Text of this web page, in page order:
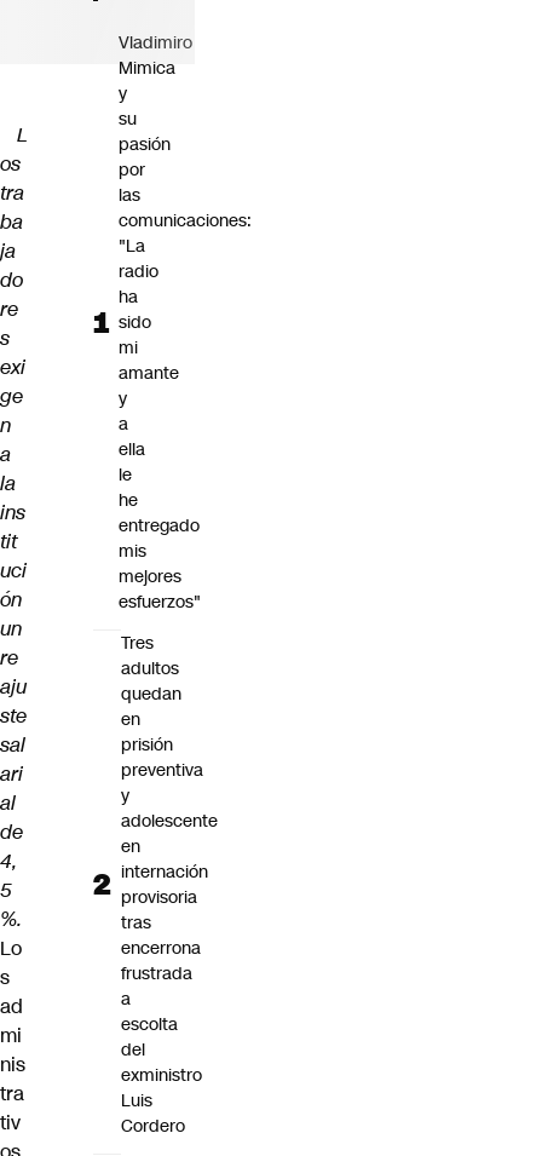
L
os
tra
ba
ja
do
re
s
exi
ge
n
a
la
ins
tit
uci
ón
un
re
aju
ste
sal
ari
al
de
4,
5
%.
Lo
s
ad
mi
nis
tra
tiv
Vladimiro
Mimica
y
su
pasión
por
las
comunicaciones:
"La
radio
ha
sido
mi
amante
y
a
ella
le
he
entregado
mis
mejores
esfuerzos"
Tres
adultos
quedan
en
prisión
preventiva
y
adolescente
en
internación
provisoria
tras
encerrona
frustrada
a
escolta
del
exministro
Luis
Cordero